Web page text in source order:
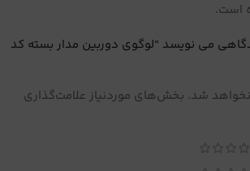
است.
می نویسد “لوگوی دوربین مدار بسته کد
شد. بخش‌های موردنیاز علامت‌گذاری